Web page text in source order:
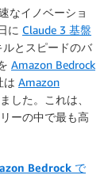
なイノベーショ
に Claude 3 基盤
とスピードのバ
Amazon Bedrock
は Amazon
した。これは、
ーの中で最も高
Bedrock で